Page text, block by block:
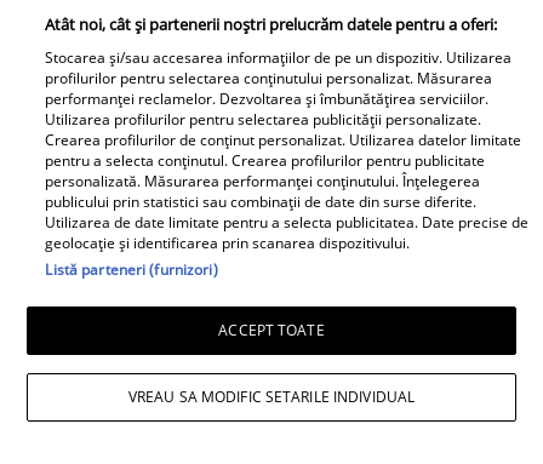
Observator News
Cântăreţ celebru, la un pas să fie
strivit de copac, în maşină.
"Uitaţi cum era să mor"
Atât noi, cât și partenerii noștri prelucrăm datele pentru a oferi:
Stocarea și/sau accesarea informațiilor de pe un dispozitiv. Utilizarea
profilurilor pentru selectarea conținutului personalizat. Măsurarea
performanței reclamelor. Dezvoltarea și îmbunătățirea serviciilor.
Utilizarea profilurilor pentru selectarea publicității personalizate.
Crearea profilurilor de conținut personalizat. Utilizarea datelor limitate
pentru a selecta conținutul. Crearea profilurilor pentru publicitate
personalizată. Măsurarea performanței conținutului. Înțelegerea
publicului prin statistici sau combinații de date din surse diferite.
Utilizarea de date limitate pentru a selecta publicitatea. Date precise de
geolocație și identificarea prin scanarea dispozitivului.
Listă parteneri (furnizori)
ACCEPT TOATE
VREAU SA MODIFIC SETARILE INDIVIDUAL